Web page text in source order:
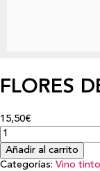
FLORES
15,50€
Añadir al carrito
Categorías: Vino tinto